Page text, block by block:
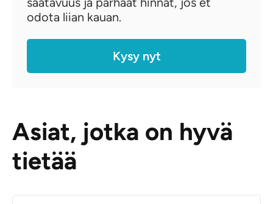
odota liian kauan.
Kysy nyt
Asiat, jotka on hyvä
tietää